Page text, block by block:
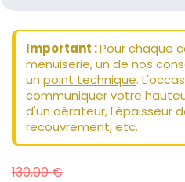
Important :Pour chaque
menuiserie, un de nos
un point technique.
communiquer votre
d'un aérateur, l'épaisseur
recouvrement, etc.
130,00 €